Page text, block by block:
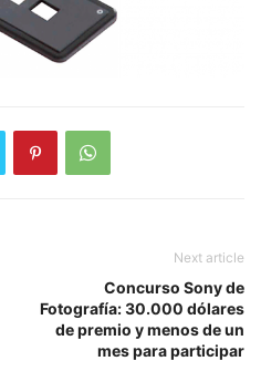
Next article
Concurso Sony de
Fotografía: 30.000 dólares
de premio y menos de un
mes para participar